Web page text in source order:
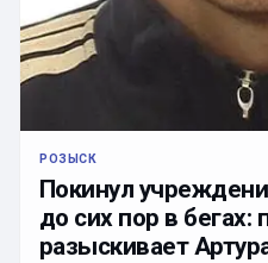
РОЗЫСК
Покинул
до сих пор в бегах:
разыскивает